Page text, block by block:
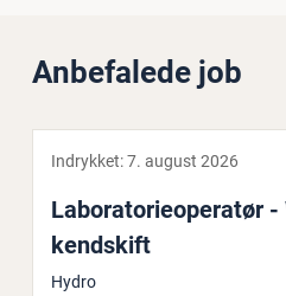
Anbefalede job
Indrykket:7. august 2026
La­bo­ra­to­ri­e­o­pe­ra­tør
kend­skift
Hydro